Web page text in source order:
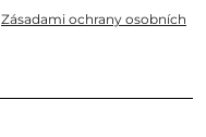
Zásadami ochrany osobních